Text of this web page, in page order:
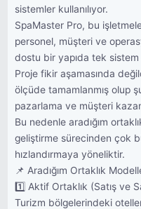
sistemler kullanılıyor.
SpaMaster Pro, bu
personel, müşteri ve
dostu bir yapıda tek sistem
Proje fikir aşamasında
ölçüde tamamlanmış olup
pazarlama ve müşteri
Bu nedenle aradığım
geliştirme sürecinden çok
hızlandırmaya yöneliktir.
📌 Aradığım Ortaklık
1️⃣ Aktif Ortaklık (Satış ve
Turizm bölgelerindeki